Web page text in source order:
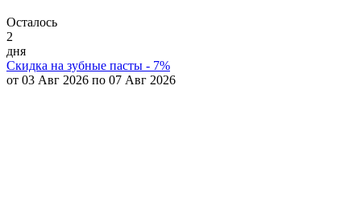
Осталось
2
дня
Скидка на зубные пасты - 7%
от 03 Авг 2026 по 07 Авг 2026